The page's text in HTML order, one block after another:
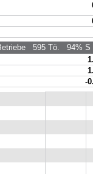
595 Tö. 94% S
-